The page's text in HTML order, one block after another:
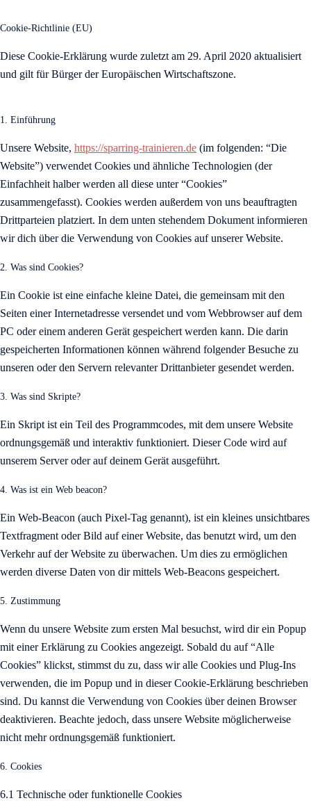
Cookie-Richtlinie (EU)
Diese Cookie-Erklärung wurde zuletzt am 29. April 2020 aktualisiert
und gilt für Bürger der Europäischen Wirtschaftszone.
1. Einführung
Unsere Website, https://sparring-trainieren.de (im folgenden: “Die
Website”) verwendet Cookies und ähnliche Technologien (der
Einfachheit halber werden all diese unter “Cookies”
zusammengefasst). Cookies werden außerdem von uns beauftragten
Drittparteien platziert. In dem unten stehendem Dokument informieren
wir dich über die Verwendung von Cookies auf unserer Website.
2. Was sind Cookies?
Ein Cookie ist eine einfache kleine Datei, die gemeinsam mit den
Seiten einer Internetadresse versendet und vom Webbrowser auf dem
PC oder einem anderen Gerät gespeichert werden kann. Die darin
gespeicherten Informationen können während folgender Besuche zu
unseren oder den Servern relevanter Drittanbieter gesendet werden.
3. Was sind Skripte?
Ein Skript ist ein Teil des Programmcodes, mit dem unsere Website
ordnungsgemäß und interaktiv funktioniert. Dieser Code wird auf
unserem Server oder auf deinem Gerät ausgeführt.
4. Was ist ein Web beacon?
Ein Web-Beacon (auch Pixel-Tag genannt), ist ein kleines unsichtbares
Textfragment oder Bild auf einer Website, das benutzt wird, um den
Verkehr auf der Website zu überwachen. Um dies zu ermöglichen
werden diverse Daten von dir mittels Web-Beacons gespeichert.
5. Zustimmung
Wenn du unsere Website zum ersten Mal besuchst, wird dir ein Popup
mit einer Erklärung zu Cookies angezeigt. Sobald du auf “Alle
Cookies” klickst, stimmst du zu, dass wir alle Cookies und Plug-Ins
verwenden, die im Popup und in dieser Cookie-Erklärung beschrieben
sind. Du kannst die Verwendung von Cookies über deinen Browser
deaktivieren. Beachte jedoch, dass unsere Website möglicherweise
nicht mehr ordnungsgemäß funktioniert.
6. Cookies
6.1 Technische oder funktionelle Cookies